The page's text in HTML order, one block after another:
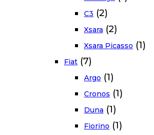
C3 (2)
Xsara (2)
Xsara Picasso (1)
Fiat (7)
Argo (1)
Cronos (1)
Duna (1)
Fiorino (1)